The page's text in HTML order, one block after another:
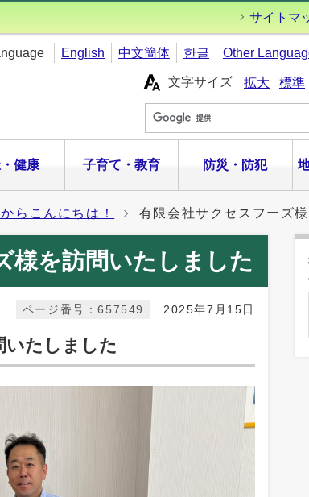
サイトマ
English 中文簡体 한글 Other
文字サイズ 拡大 標準
健康 子育て・教育 防災・防犯
こんにちは！ 有限会社サクセスフーズ
様を訪問いたしました
2025年7月15日
ページ番号：657549
いたしました